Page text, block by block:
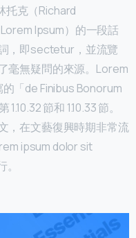
托克（Richard
Ipsum）的一段話
，即sectetur，並流覽
毫無疑問的來源。Lorem
「de Finibus Bonorum
節和 1.10.33 節。
，在文藝復興時期非常流
ipsum dolor sit